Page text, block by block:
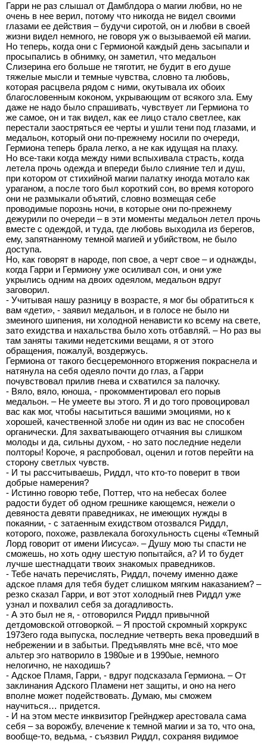
Гарри не раз слышал от Дамблдора о магии любви, но не
очень в нее верил, потому что никогда не видел своими
глазами ее действия – будучи сиротой, он и любви в своей
жизни видел немного, не говоря уж о вызываемой ей магии.
Но теперь, когда они с Гермионой каждый день засыпали и
просыпались в обнимку, он заметил, что медальон
Слизерина его больше не тяготит, не будит в его душе
тяжелые мысли и темные чувства, словно та любовь,
которая расцвела рядом с ними, окутывала их обоих
благословенным коконом, укрывающим от всякого зла. Ему
даже не надо было спрашивать, чувствует ли Гермиона то
же самое, он и так видел, как ее лицо стало светлее, как
перестали заостряться ее черты и ушли тени под глазами, и
медальон, который они по-прежнему носили по очереди,
Гермиона теперь брала легко, а не как идущая на плаху.
Но все-таки когда между ними вспыхивала страсть, когда
летела прочь одежда и впереди было слияние тел и душ,
при котором от стихийной магии палатку иногда мотало как
ураганом, а после того был короткий сон, во время которого
они не размыкали объятий, словно возмещая себе
проводимые порознь ночи, в которые они по-прежнему
дежурили по очереди – в эти моменты медальон летел прочь
вместе с одеждой, и туда, где любовь выходила из берегов,
ему, запятнанному темной магией и убийством, не было
доступа.
Но, как говорят в народе, поп свое, а черт свое – и однажды,
когда Гарри и Гермиону уже осиливал сон, и они уже
укрылись одним на двоих одеялом, медальон вдруг
заговорил.
- Учитывая нашу разницу в возрасте, я мог бы обратиться к
вам «дети», - заявил медальон, и в голосе не было ни
змеиного шипения, ни холодной ненависти ко всему на свете,
зато ехидства и нахальства было хоть отбавляй. – Но раз вы
там заняты такими недетскими вещами, я от этого
обращения, пожалуй, воздержусь.
Гермиона от такого бесцеремонного вторжения покраснела и
натянула на себя одеяло почти до глаз, а Гарри
почувствовал прилив гнева и схватился за палочку.
- Вяло, вяло, юноша, - прокомментировал его порыв
медальон. – Не умеете вы этого. Я и до того провоцировал
вас как мог, чтобы насытиться вашими эмоциями, но к
хорошей, качественной злобе ни один из вас не способен
органически. Для захватывающего отчаяния вы слишком
молоды и да, сильны духом, - но зато последние недели
полторы! Короче, я распробовал, оценил и готов перейти на
сторону светлых чувств.
- И ты рассчитываешь, Риддл, что кто-то поверит в твои
добрые намерения?
- Истинно говорю тебе, Поттер, что на небесах более
радости будет об одном грешнике кающемся, нежели о
девяноста девяти праведниках, не имеющих нужды в
покаянии, - с затаенным ехидством отозвался Риддл,
которого, похоже, развлекала богохульность сцены «Темный
Лорд говорит от имени Иисуса». – Душу мою ты спасти не
сможешь, но хоть одну шестую попытайся, а? И то будет
лучше шестнадцати твоих знакомых праведников.
- Тебе начать перечислять, Риддл, почему именно даже
адское пламя для тебя будет слишком мягким наказанием? –
резко сказал Гарри, и вот этот холодный гнев Риддл уже
узнал и похвалил себя за догадливость.
- А это был не я, - отговорился Риддл привычной
детдомовской отговоркой. – Я простой скромный хоркрукс
1973его года выпуска, последние четверть века проведший в
небрежении и в забытьи. Предъявлять мне всё, что мое
альтер эго натворило в 1980ые и в 1990ые, немного
нелогично, не находишь?
- Адское Пламя, Гарри, - вдруг подсказала Гермиона. – От
заклинания Адского Пламени нет защиты, и оно на него
вполне может подействовать. Думаю, мы сможем
научиться… придется.
- И на этом месте инквизитор Грейнджер арестовала сама
себя – за ворожбу, влечение к темной магии и за то, что она,
вообще-то, ведьма, - съязвил Риддл, сохраняя видимое